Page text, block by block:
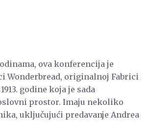
ova konferencija je
Wonderbread, originalnoj Fabrici
godine koja je sada
prostor. Imaju nekoliko
uključujući predavanje Andrea